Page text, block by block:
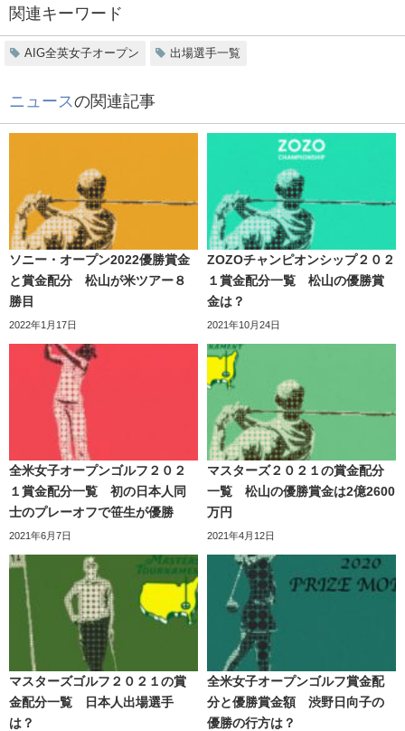
関連キーワード
AIG全英女子オープン 出場選手一覧
ニュースの関連記事
ソニー・オープン2022優勝賞金
と賞金配分 松山が米ツアー８
勝目
2022年1月17日
ZOZOチャンピオンシップ２０２
１賞金配分一覧 松山の優勝賞
金は？
2021年10月24日
全米女子オープンゴルフ２０２
１賞金配分一覧 初の日本人同
士のプレーオフで笹生が優勝
2021年6月7日
マスターズ２０２１の賞金配分
一覧 松山の優勝賞金は2億2600
万円
2021年4月12日
マスターズゴルフ２０２１の賞
金配分一覧 日本人出場選手
は？
全米女子オープンゴルフ賞金配
分と優勝賞金額 渋野日向子の
優勝の行方は？